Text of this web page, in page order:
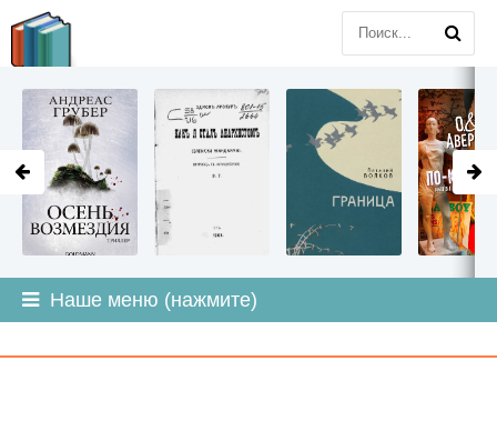
Наше меню (нажмите)
LITMIR.ORG